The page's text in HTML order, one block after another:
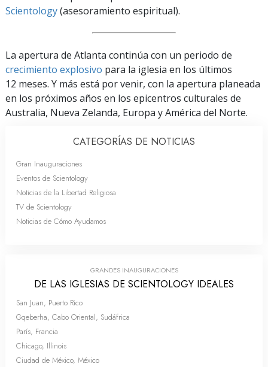
Scientology(asesoramiento espiritual).
La apertura de Atlanta continúa con un periodo de
crecimiento explosivo para la iglesia en los últimos
12 meses. Y más está por venir, con la apertura planeada
en los próximos años en los epicentros culturales de
Australia, Nueva Zelanda, Europa y América del Norte.
CATEGORÍAS DE NOTICIAS
Gran Inauguraciones
Eventos de Scientology
Noticias de la Libertad Religiosa
TV de Scientology
Noticias de Cómo Ayudamos
GRANDES INAUGURACIONES
DE LAS IGLESIAS DE SCIENTOLOGY IDEALES
San Juan, Puerto Rico
Gqeberha, Cabo Oriental, Sudáfrica
París, Francia
Chicago, Illinois
Ciudad de México, México